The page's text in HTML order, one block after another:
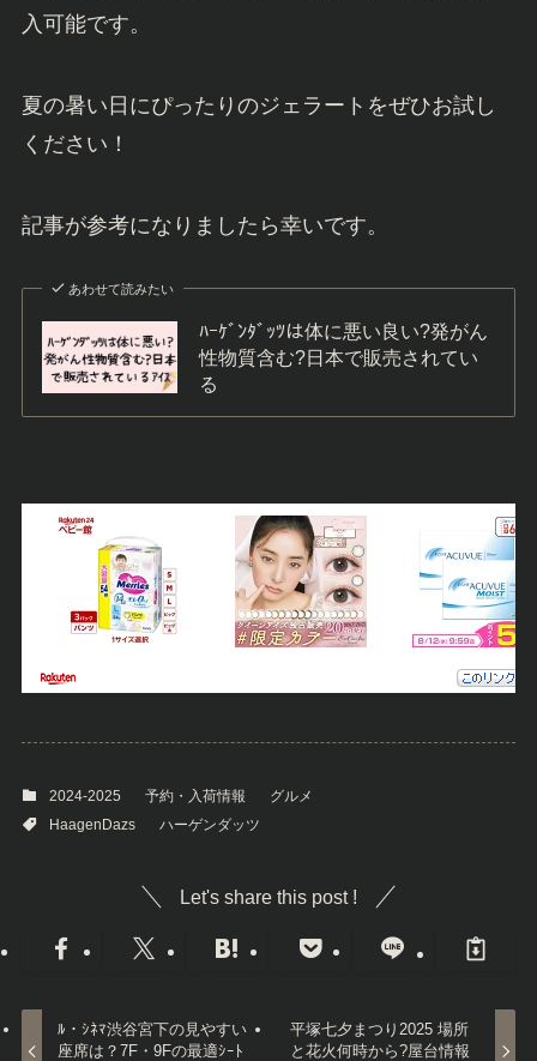
入可能です。
夏の暑い日にぴったりのジェラートをぜひお試し
ください！
記事が参考になりましたら幸いです。
あわせて読みたい
ﾊｰｹﾞﾝﾀﾞｯﾂは体に悪い良い?発がん
性物質含む?日本で販売されてい
る
2024-2025 予約・入荷情報
グルメ
HaagenDazs
ハーゲンダッツ
Let's share this post !
ﾙ・ｼﾈﾏ渋谷宮下の見やすい
座席は？7F・9Fの最適ｼｰﾄ
平塚七夕まつり2025 場所
と花火何時から?屋台情報